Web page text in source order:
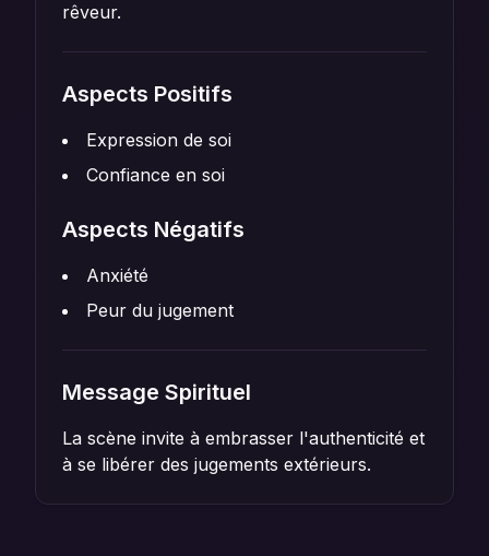
rêveur.
Aspects Positifs
Expression de soi
Confiance en soi
Aspects Négatifs
Anxiété
Peur du jugement
Message Spirituel
La scène invite à embrasser l'authenticité et
à se libérer des jugements extérieurs.